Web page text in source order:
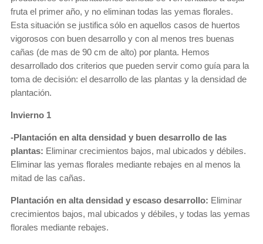
fruta el primer año, y no eliminan todas las yemas florales.
Esta situación se justifica sólo en aquellos casos de huertos
vigorosos con buen desarrollo y con al menos tres buenas
cañas (de mas de 90 cm de alto) por planta. Hemos
desarrollado dos criterios que pueden servir como guía para la
toma de decisión: el desarrollo de las plantas y la densidad de
plantación.
Invierno 1
-Plantación en alta densidad y buen desarrollo de las
plantas: Eliminar crecimientos bajos, mal ubicados y débiles.
Eliminar las yemas florales mediante rebajes en al menos la
mitad de las cañas.
Plantación en alta densidad y escaso desarrollo: Eliminar
crecimientos bajos, mal ubicados y débiles, y todas las yemas
florales mediante rebajes.